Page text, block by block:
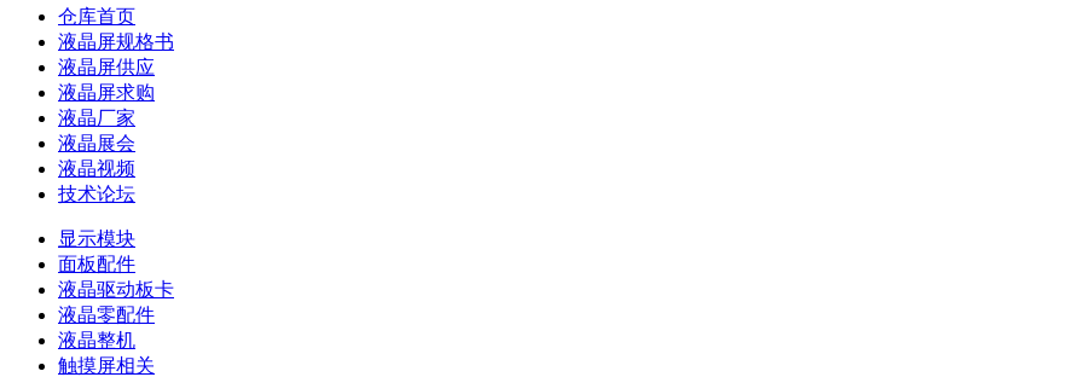
仓库首页
液晶屏规格书
液晶屏供应
液晶屏求购
液晶厂家
液晶展会
液晶视频
技术论坛
显示模块
面板配件
液晶驱动板卡
液晶零配件
液晶整机
触摸屏相关